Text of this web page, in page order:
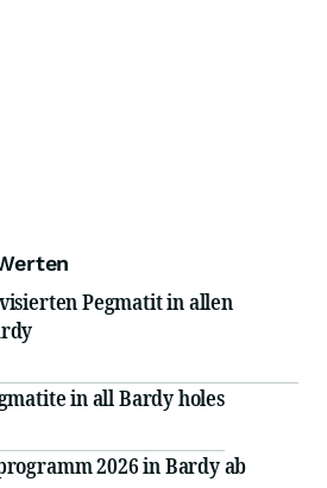
Pegmatit in allen
in all Bardy holes
2026 in Bardy ab